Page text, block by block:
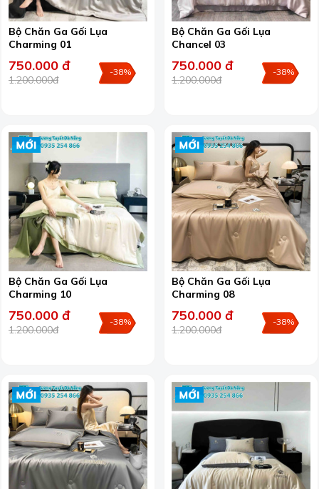
Bộ Chăn Ga Gối Lụa
Charming 01
750.000 đ
1.200.000đ
-38%
Bộ Chăn Ga Gối Lụa
Chancel 03
750.000 đ
1.200.000đ
-38%
Bộ Chăn Ga Gối Lụa
Charming 10
750.000 đ
1.200.000đ
-38%
Bộ Chăn Ga Gối Lụa
Charming 08
750.000 đ
1.200.000đ
-38%